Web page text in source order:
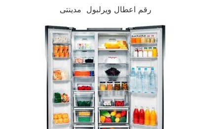
رقم اعطال ويرلبول مدينتى